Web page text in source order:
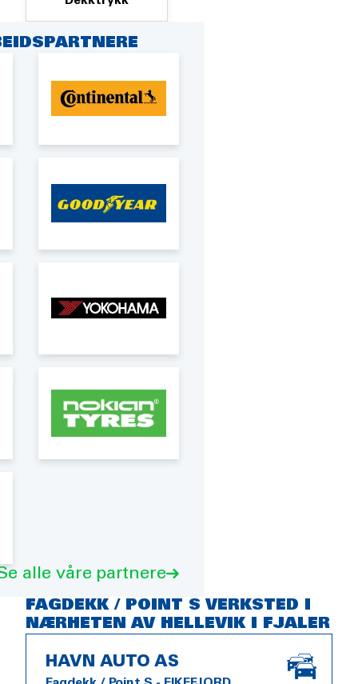
alle våre partnere
FAGDEKK / POINT S VERKSTED I
NÆRHETEN AV HELLEVIK I FJALER
HAVN AUTO AS